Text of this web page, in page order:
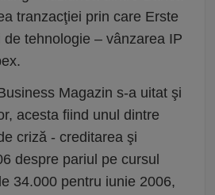
tranzacţiei prin care Erste
tehnologie – vânzarea IP
Magazin s-a uitat şi
acesta fiind unul dintre
criză - creditarea şi
despre pariul pe cursul
34.000 pentru iunie 2006,